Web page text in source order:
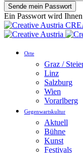
Ein Passwort wird
Orte
Graz /
Linz
Salzburg
Wien
Vorarlberg
Gegenwartskultur
Aktuell
Bühne
Kunst
Festivals